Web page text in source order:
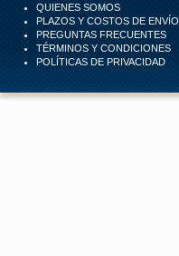
QUIENES SOMOS
PLAZOS Y COSTOS DE ENVÍO
PREGUNTAS FRECUENTES
TÉRMINOS Y CONDICIONES
POLÍTICAS DE PRIVACIDAD